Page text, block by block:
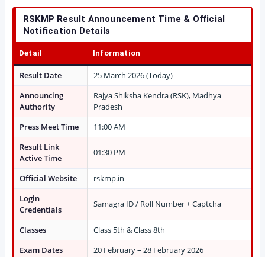
RSKMP Result Announcement Time & Official
Notification Details
Detail Information
Result Date
25 March 2026 (Today)
Announcing
Authority
Rajya Shiksha Kendra (RSK), Madhya
Pradesh
Press Meet Time
11:00 AM
Result Link
Active Time
01:30 PM
Official Website
rskmp.in
Login
Credentials
Samagra ID / Roll Number + Captcha
Classes
Class 5th & Class 8th
Exam Dates
20 February – 28 February 2026